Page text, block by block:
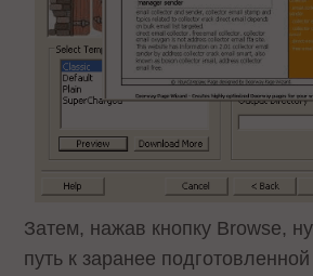
Затем, нажав кнопку Browse,
путь к заранее